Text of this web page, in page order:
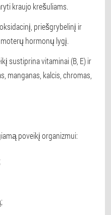
kraujo krešuliams.
priešgrybelinį ir
hormonų lygį.
sustiprina vitaminai (B, E) ir
manganas, kalcis, chromas,
poveikį organizmui: